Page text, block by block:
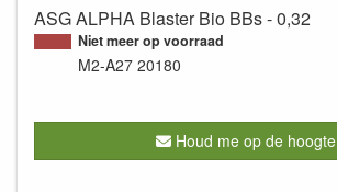
ASG ALPHA Blaster Bio BBs - 0,32
Niet meer op voorraad
M2-A27 20180
Houd me op de hoogte